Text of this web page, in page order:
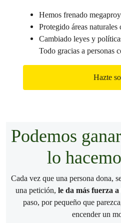
Hemos frenado
Protegido áreas naturales
Cambiado leyes y
Todo gracias a personas
Hazte
Podemos
lo
Cada vez que una persona dona,
una petición, le da más fuerza
paso, por pequeño que
encender un